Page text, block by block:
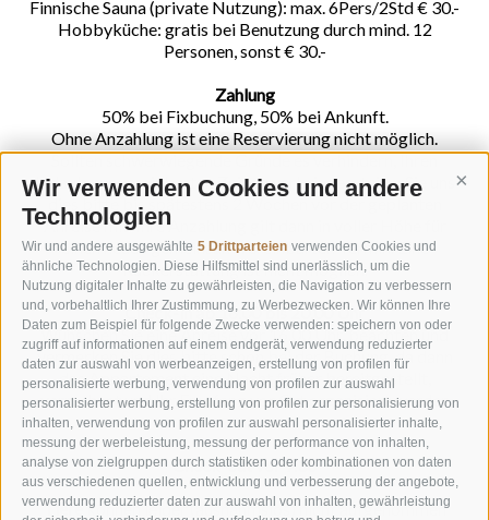
Wir verwenden Cookies und andere
Technologien
Wir und andere ausgewählte 5 Drittparteien verwenden Cookies und
ähnliche Technologien. Diese Hilfsmittel sind unerlässlich, um die
Nutzung digitaler Inhalte zu gewährleisten, die Navigation zu verbessern
und, vorbehaltlich Ihrer Zustimmung, zu Werbezwecken. Wir können Ihre
Daten zum Beispiel für folgende Zwecke verwenden: speichern von oder
zugriff auf informationen auf einem endgerät, verwendung reduzierter
daten zur auswahl von werbeanzeigen, erstellung von profilen für
personalisierte werbung, verwendung von profilen zur auswahl
personalisierter werbung, erstellung von profilen zur personalisierung von
inhalten, verwendung von profilen zur auswahl personalisierter inhalte,
messung der werbeleistung, messung der performance von inhalten,
analyse von zielgruppen durch statistiken oder kombinationen von daten
aus verschiedenen quellen, entwicklung und verbesserung der angebote,
verwendung reduzierter daten zur auswahl von inhalten, gewährleistung
Finnische Sauna (private Nutzung): max. 6Pers/2Std € 30.-
Hobbyküche: gratis bei Benutzung durch mind. 12
Personen, sonst € 30.-
Zahlung
50% bei Fixbuchung, 50% bei Ankunft.
Ohne Anzahlung ist eine Reservierung nicht möglich.
Sollten schwerwiegende Gründe es verhindern, Ihren
Urlaub zur vereinbarten Zeit zu verbringen, teilen Sie uns
dies bitte bis spätestens 2 Wochen vor der geplanten
Anreise mit. Ihre Anzahlung gilt dann in voller Höhe für
einen neuen gemeinsam vereinbarten Termin. Eine
Rückerstattung ist nicht möglich.
Check-in ab 16.00 bis 20.00 Uhr
Wünschen Sie eine Anreise vor 16.00 Uhr, beachten und
vermerken Sie dies bitte schon bei der Buchung, da dann
das Appartement eine Nacht früher bereitgestellt,
verrechnet und Ihr Empfang vor Ort organisiert werden
muss.
Check-out vor 9.30
Tierekönnen leider (ausnahmslos) nicht aufgenommen